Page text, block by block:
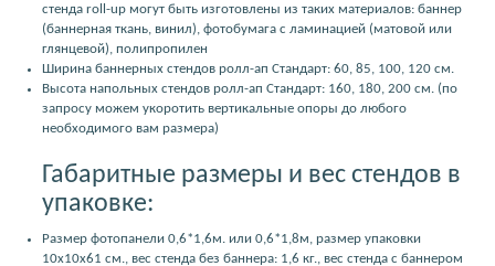
стенда roll-up могут быть изготовлены из таких материалов: баннер
(баннерная ткань, винил), фотобумага с ламинацией (матовой или
глянцевой), полипропилен
Ширина баннерных стендов ролл-ап Стандарт: 60, 85, 100, 120 см.
Высота напольных стендов ролл-ап Стандарт: 160, 180, 200 см. (по
запросу можем укоротить вертикальные опоры до любого
необходимого вам размера)
Габаритные размеры и вес стендов в
упаковке:
Размер фотопанели 0,6*1,6м. или 0,6*1,8м, размер упаковки
10x10x61 см., вес стенда без баннера: 1,6 кг., вес стенда с баннером